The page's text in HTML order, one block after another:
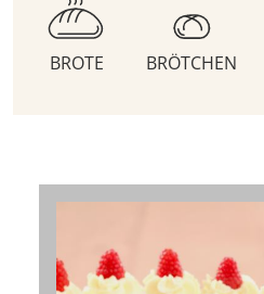
BROTE BRÖTCHEN